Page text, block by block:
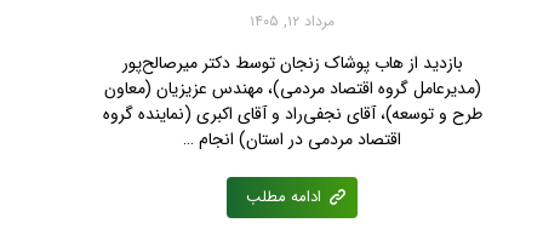
مرداد ۱۲, ۱۴۰۵
بازدید از هاب پوشاک زنجان توسط دکتر میرصالح‌پور
(مدیرعامل گروه اقتصاد مردمی)، مهندس عزیزیان (معاون
طرح و توسعه)، آقای نجفی‌راد و آقای اکبری (نماینده گروه
اقتصاد مردمی در استان) انجام …
ادامه مطلب